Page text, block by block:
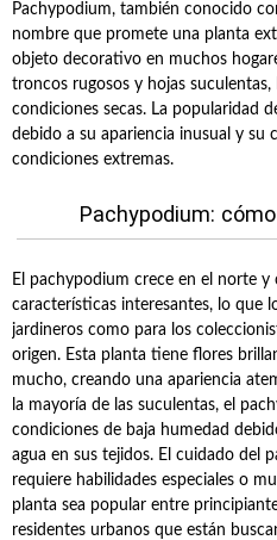
Pachypodium, también conocido
nombre que promete una planta
objeto decorativo en muchos
troncos rugosos y hojas
condiciones secas. La popularidad
debido a su apariencia inusual y su
condiciones extremas.
Pachypodium:
El pachypodium crece en el norte
características interesantes, lo que
jardineros como para los
origen. Esta planta tiene flores
mucho, creando una apariencia
la mayoría de las suculentas, el
condiciones de baja humedad
agua en sus tejidos. El cuidado del
requiere habilidades especiales o
planta sea popular entre
residentes urbanos que están